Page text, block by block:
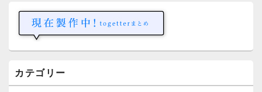
バ
ウ
ィ
カテゴリー